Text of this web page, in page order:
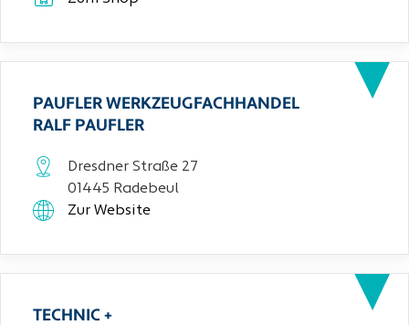
PAUFLER WERKZEUGFACHHANDEL
RALF PAUFLER
Dresdner Straße 27
01445 Radebeul
Zur Website
TECHNIC +